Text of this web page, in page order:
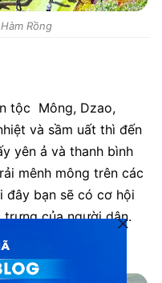
Rồng
tộc Mông, Dzao,
và sầm uất thì đến
yên ả và thanh bình
mênh mông trên các
đây bạn sẽ có cơ hội
của người dân.
trồng